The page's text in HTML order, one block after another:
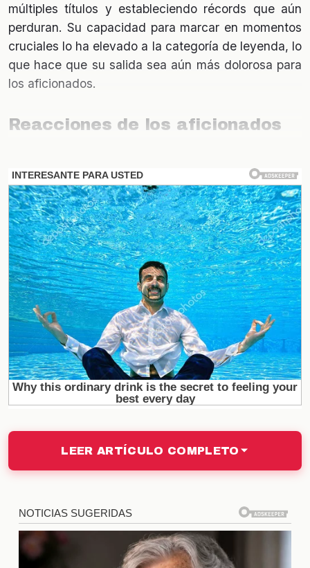
múltiples títulos y estableciendo récords que aún
perduran. Su capacidad para marcar en momentos
cruciales lo ha elevado a la categoría de leyenda, lo
que hace que su salida sea aún más dolorosa para
los aficionados.
Reacciones de los aficionados
reacciones entre los seguidores de Tigres. Muchos
expresan su descontento en redes sociales,
considerando que Gignac no merecía un final así.
Las encuestas realizadas en plataformas digitales
muestran que más del 70% de los aficionados se
oponen a la decisión, lo que pone de manifiesto el
profundo vínculo entre el jugador y la afición.
Impacto en el vestuario
La salida de un jugador tan influyente como Gignac
podría alterar la dinámica del vestuario. Los
jugadores más jóvenes podrían sentir la presión de
los veteranos podrían verse afectados
emocionalmente. La cohesión del equipo es
esencial para el rendimiento en la liga, y esta
futuro inmediato del club.
La estrategia de la directiva
LEER ARTÍCULO COMPLETO